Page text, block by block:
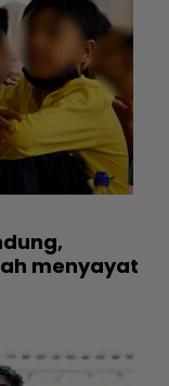
menyayat